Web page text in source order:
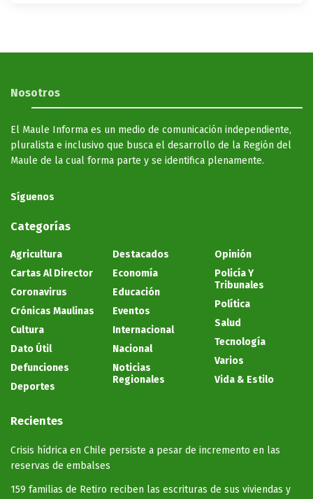
Nosotros
El Maule Informa es un medio de comunicación independiente,
pluralista e inclusivo que busca el desarrollo de la Región del
Maule de la cual forma parte y se identifica plenamente.
Síguenos
Categorías
Agricultura
Cartas Al Director
Coronavirus
Crónicas Maulinas
Cultura
Dato Útil
Defunciones
Deportes
Destacados
Economía
Educación
Eventos
Internacional
Nacional
Noticias
Regionales
Opinión
Policía Y
Tribunales
Política
Salud
Tecnología
Varios
Vida & Estilo
Recientes
Crisis hídrica en Chile persiste a pesar de incremento en las
reservas de embalses
159 familias de Retiro reciben las escrituras de sus viviendas y